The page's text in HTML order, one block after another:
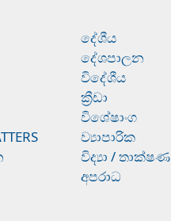
දේශීය
දේශපාලන
විදේශීය
ක්‍රීඩා
විශේෂාංග
ව්‍යාපාරික
විද්‍යා / තාක්ෂණ
අපරාධ